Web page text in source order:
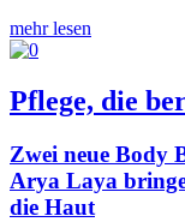
mehr lesen
Pflege, die
Zwei neue Body
Arya Laya
die Haut